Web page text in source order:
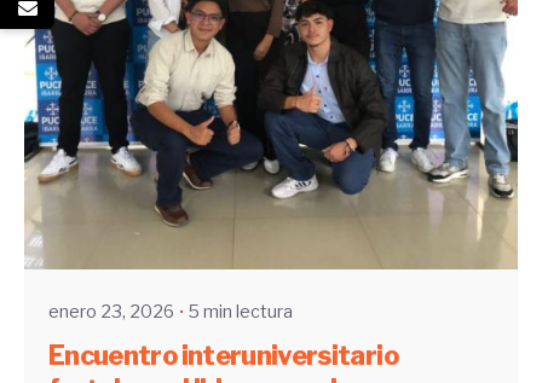
Enviado por
Community
enero 23, 2026 5 min lectura
Encuentro interuniversitario